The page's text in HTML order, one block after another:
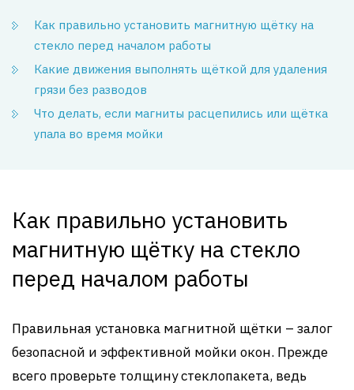
Как правильно установить магнитную щётку на
стекло перед началом работы
Какие движения выполнять щёткой для удаления
грязи без разводов
Что делать, если магниты расцепились или щётка
упала во время мойки
Как правильно установить
магнитную щётку на стекло
перед началом работы
Правильная установка магнитной щётки – залог
безопасной и эффективной мойки окон. Прежде
всего проверьте толщину стеклопакета, ведь